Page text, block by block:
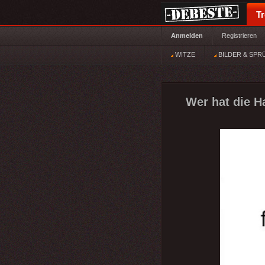
Anmelden Registrieren
WITZE BILDER &
Wer hat die